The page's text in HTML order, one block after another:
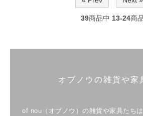
39商品中 13-24商
オブノウの雑貨や家
of nou（オブノウ）の雑貨や家具たち